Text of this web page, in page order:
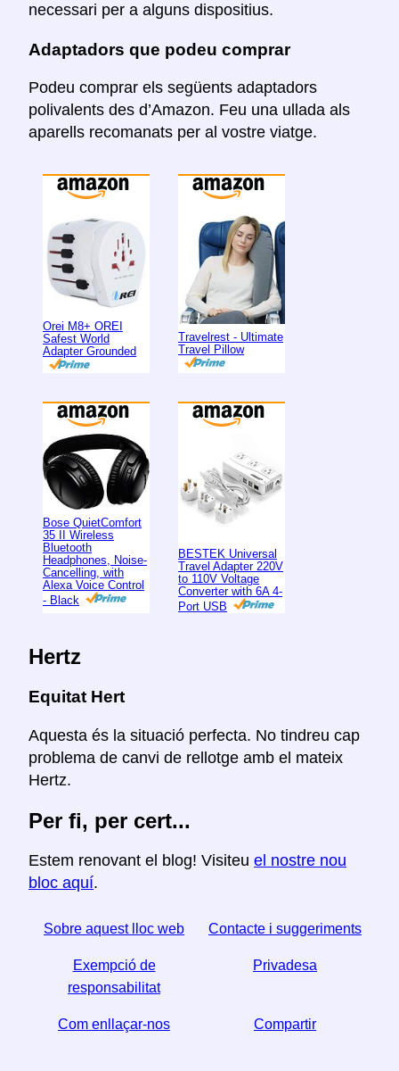
necessari per a alguns dispositius.
Adaptadors que podeu comprar
Podeu comprar els següents adaptadors
polivalents des d’Amazon. Feu una ullada als
aparells recomanats per al vostre viatge.
Orei M8+ OREI
Safest World
Adapter Grounded
Travelrest - Ultimate
Travel Pillow
Bose QuietComfort
35 II Wireless
Bluetooth
Headphones, Noise-
Cancelling, with
Alexa Voice Control
- Black
BESTEK Universal
Travel Adapter 220V
to 110V Voltage
Converter with 6A 4-
Port USB
Hertz
Equitat Hert
Aquesta és la situació perfecta. No tindreu cap
problema de canvi de rellotge amb el mateix
Hertz.
Per fi, per cert...
Estem renovant el blog! Visiteu el nostre nou
bloc aquí.
Sobre aquest lloc web Contacte i suggeriments
Exempció de
responsabilitat
Privadesa
Com enllaçar-nos Compartir